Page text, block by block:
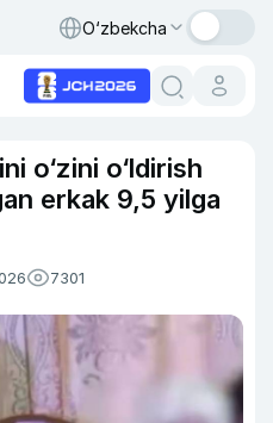
O‘zbekcha
o‘zini o‘ldirish
erkak 9,5 yilga
7301